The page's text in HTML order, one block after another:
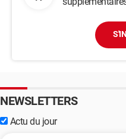
NEWSLETTERS
Actu du jour